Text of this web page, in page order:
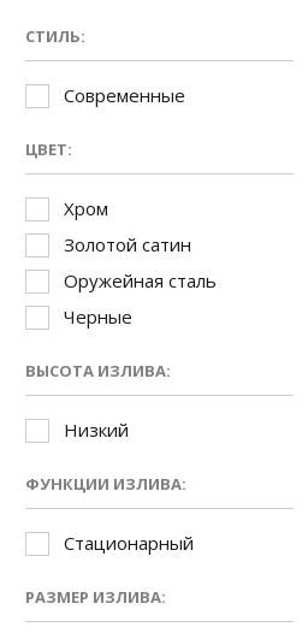
СТИЛЬ:
Современные
ЦВЕТ:
Хром
Золотой сатин
Оружейная сталь
Черные
ВЫСОТА ИЗЛИВА:
Низкий
ФУНКЦИИ ИЗЛИВА:
Стационарный
РАЗМЕР ИЗЛИВА: